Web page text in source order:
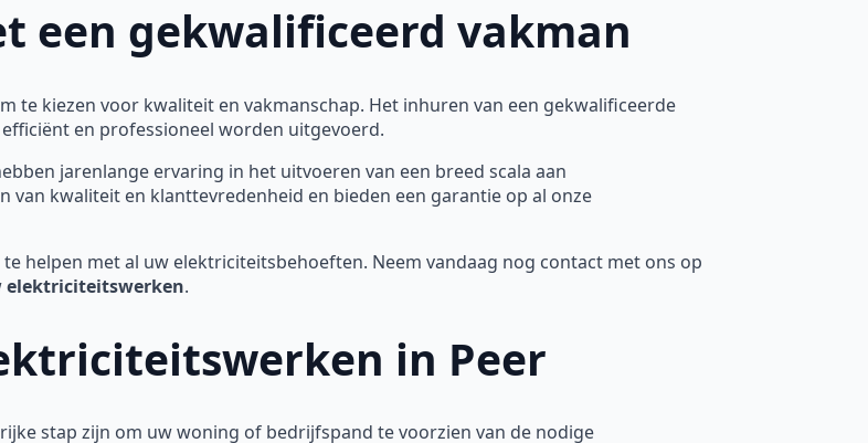
een gekwalificeerd vakman
te kiezen voor kwaliteit en vakmanschap. Het inhuren van een gekwalificeerde
en professioneel worden uitgevoerd.
jarenlange ervaring in het uitvoeren van een breed scala aan
kwaliteit en klanttevredenheid en bieden een garantie op al onze
helpen met al uw elektriciteitsbehoeften. Neem vandaag nog contact met ons op
elektriciteitswerken.
in Peer
stap zijn om uw woning of bedrijfspand te voorzien van de nodige